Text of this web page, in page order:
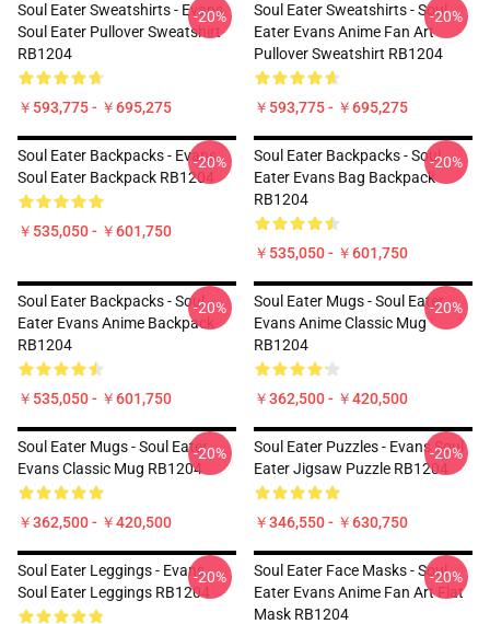
Soul Eater Sweatshirts - Evans
Soul Eater Pullover Sweatshirt
RB1204
￥593,775 - ￥695,275
-20%
Soul Eater Sweatshirts - Soul
Eater Evans Anime Fan Art
Pullover Sweatshirt RB1204
￥593,775 - ￥695,275
-20%
Soul Eater Backpacks - Evans
Soul Eater Backpack RB1204
￥535,050 - ￥601,750
-20%
Soul Eater Backpacks - Soul
Eater Evans Bag Backpack
RB1204
￥535,050 - ￥601,750
-20%
Soul Eater Backpacks - Soul
Eater Evans Anime Backpack
RB1204
￥535,050 - ￥601,750
-20%
Soul Eater Mugs - Soul Eater
Evans Anime Classic Mug
RB1204
￥362,500 - ￥420,500
-20%
Soul Eater Mugs - Soul Eater
Evans Classic Mug RB1204
￥362,500 - ￥420,500
-20%
Soul Eater Puzzles - Evans Soul
Eater Jigsaw Puzzle RB1204
￥346,550 - ￥630,750
-20%
Soul Eater Leggings - Evans
Soul Eater Leggings RB1204
-20%
Soul Eater Face Masks - Soul
Eater Evans Anime Fan Art Flat
Mask RB1204
-20%